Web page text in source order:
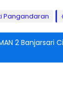
Pangandaran
2 Banjarsari